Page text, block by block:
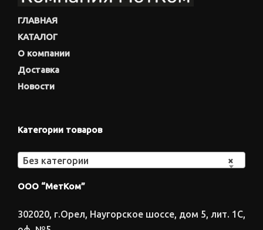
ГЛАВНАЯ
КАТАЛОГ
О компании
Доставка
Новости
Категории товаров
×
Без категории
ООО “МетКом”
302020, г.Орел, Наугорское шоссе, дом 5, лит. 1С,